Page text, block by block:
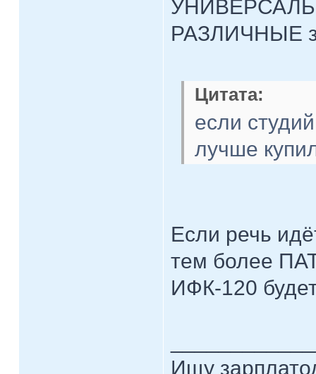
РАЗЛИЧНЫЕ
Цитата:
если
лучше
Если речь
тем более
ИФК-120
Ищу